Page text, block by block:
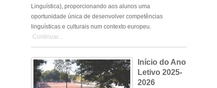
Linguística), proporcionando aos alunos uma
oportunidade única de desenvolver competências
linguísticas e culturais num contexto europeu.
Continuar...
Início do Ano
Letivo 2025-
2026